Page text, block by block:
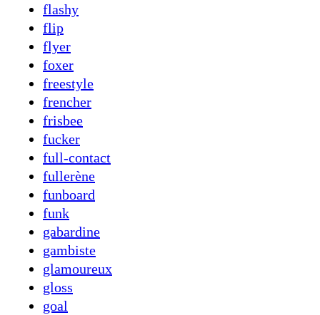
flashy
flip
flyer
foxer
freestyle
frencher
frisbee
fucker
full-contact
fullerène
funboard
funk
gabardine
gambiste
glamoureux
gloss
goal